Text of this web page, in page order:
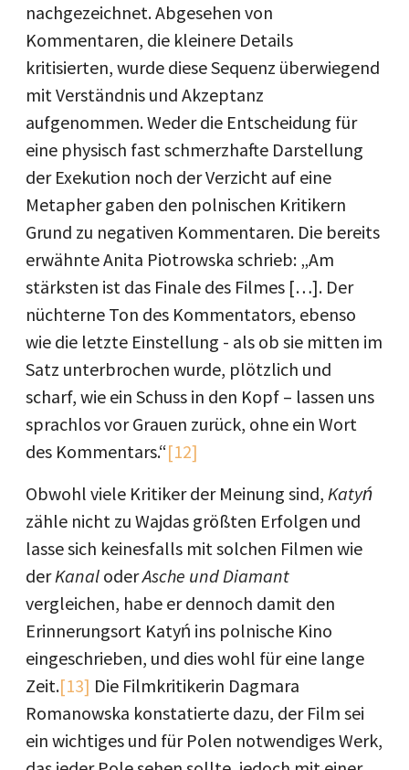
nachgezeichnet. Abgesehen von
Kommentaren, die kleinere Details
kritisierten, wurde diese Sequenz überwiegend
mit Verständnis und Akzeptanz
aufgenommen. Weder die Entscheidung für
eine physisch fast schmerzhafte Darstellung
der Exekution noch der Verzicht auf eine
Metapher gaben den polnischen Kritikern
Grund zu negativen Kommentaren. Die bereits
erwähnte Anita Piotrowska schrieb: „Am
stärksten ist das Finale des Filmes […]. Der
nüchterne Ton des Kommentators, ebenso
wie die letzte Einstellung - als ob sie mitten im
Satz unterbrochen wurde, plötzlich und
scharf, wie ein Schuss in den Kopf – lassen uns
sprachlos vor Grauen zurück, ohne ein Wort
des Kommentars.“[12]
Obwohl viele Kritiker der Meinung sind, Katyń
zähle nicht zu Wajdas größten Erfolgen und
lasse sich keinesfalls mit solchen Filmen wie
derKanal oderAsche und Diamant
vergleichen, habe er dennoch damit den
Erinnerungsort Katyń ins polnische Kino
eingeschrieben, und dies wohl für eine lange
Zeit.[13] Die Filmkritikerin Dagmara
Romanowska konstatierte dazu, der Film sei
ein wichtiges und für Polen notwendiges Werk,